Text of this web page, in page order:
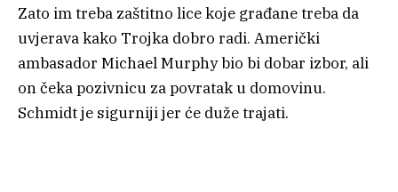
Zato im treba zaštitno lice koje građane treba da
uvjerava kako Trojka dobro radi. Američki
ambasador Michael Murphy bio bi dobar izbor, ali
on čeka pozivnicu za povratak u domovinu.
Schmidt je sigurniji jer će duže trajati.